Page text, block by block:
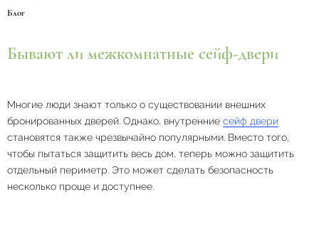
Блог
Бывают ли межкомнатные сейф-двери
Многие люди знают только о существовании внешних
бронированных дверей. Однако, внутренние сейф двери
становятся также чрезвычайно популярными. Вместо того,
чтобы пытаться защитить весь дом, теперь можно защитить
отдельный периметр. Это может сделать безопасность
несколько проще и доступнее.